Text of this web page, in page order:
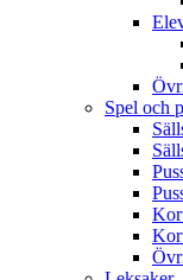
Spel och